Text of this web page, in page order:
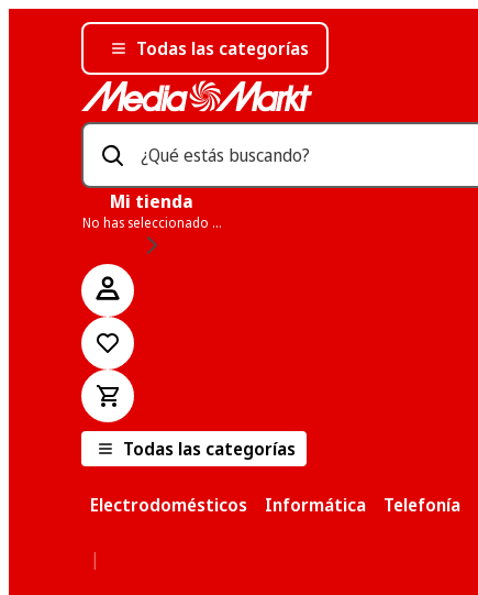
Todas las categorías
¿Qué estás buscando?
Mi tienda
No has seleccionado una tienda
Todas las categorías
Electrodomésticos Informática Telefonía
|